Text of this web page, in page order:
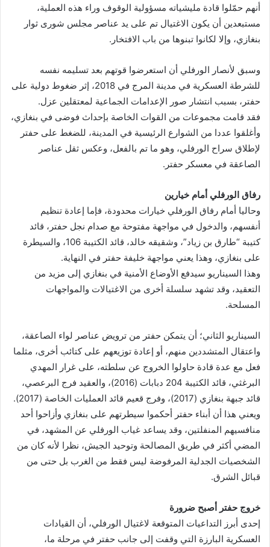
أنهم حمّلوا قادة مليشياته مسؤولية الوقوف وراء هذه العملية،
مستبعدين أن يكون الاغتيال تم على يد عناصر مجلس شورى ثوار
بنغازي، وإلا لكانوا تبنوها من باب الافتخار.
وسبق لأنصار الورفلي أن استعرضوا قوتهم بعد تسليمه نفسه
للشرطة العسكرية في مدينة المرج في 2018، إثر ضغوط دولية على
حفتر، بسبب انتشار صور الإعدامات الجماعية لمعتقلين عزل.
فقد قامت مجموعات من القوات الخاصة بإحداث فوضى في بنغازي،
وأغلقوا عددا من الشوارع الرئيسية في المدينة، للضغط على حفتر
لإطلاق سراح الورفلي، وهو ما تم بالفعل، وعكس ثقل عناصر
الصاعقة في معسكر حفتر.
رفاق الورفلي أمام خيارين
وحاليا أمام رفاق الورفلي خيارات محدودة، فإما إعادة تنظيم
أنفسهم، والدخول في مواجهة مفتوحة مع صدام نجل حفتر، قائد
كتيبة “طارق بن زياد”، وشقيقه خالد، قائد الكتيبة 106، والسيطرة
على بنغازي، وهذا يعني مواجهة خليفة حفتر في النهاية.
وهذا السيناريو سيدفع الأوضاع الأمنية في بنغازي إلى مزيد من
التعقيد، وقد تشهد سلسلة أخرى من الاغتيالات والمواجهات
المسلحة.
السيناريو الثاني؛ أن يتمكن حفتر من ترويض عناصر لواء الصاعقة،
واعتقال المتشددين منهم، أو إعادة توزيعهم على كتائب أخرى، مثلما
فعل مع عدة قادة حاولوا الخروج عن سلطته، على غرار المهدي
البرغثي، قائد الكتيبة 204 دبابات (2016)، والعقيد فرج البرعصي،
قائد جبهة بنغازي (2017)، وفرج قعيم قائد العمليات الخاصة (2017).
ويعني هذا أن أبناء حفتر أحكموا سيطرتهم على بنغازي وأزاحوا أحد
منافسيهم المنفلتين، وقد يساعد غياب الورفلي عن المشهد، في
المضي أكثر في طريق المصالحة وتوحيد الجيش، نظرا لأنه كان من
الشخصيات الجدلية المرفوضة ليس فقط من الغرب بل حتى من
قبائل الشرق.
خروج حفتر أصبح ضرورة
إحدى أبرز التداعيات المتوقعة لاغتيال الورفلي، أن القيادات
العسكرية البارزة التي وقفت إلى جانب حفتر في مرحلة ما،